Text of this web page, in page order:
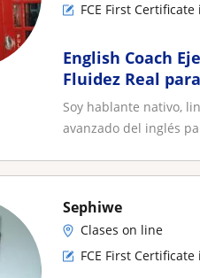
FCE First
English Coach
Fluidez Real
Soy hablante nativo,
avanzado del inglés
Sephiwe
Clases on line
FCE First